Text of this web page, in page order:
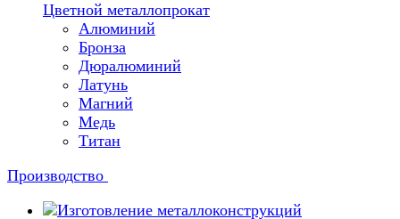
Цветной металлопрокат
Алюминий
Бронза
Дюралюминий
Латунь
Магний
Медь
Титан
Производство